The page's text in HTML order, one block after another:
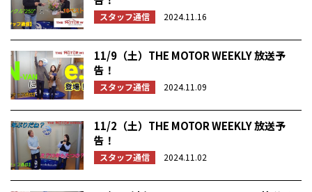
スタッフ通信 2024.11.16
11/9（土）THE MOTOR WEEKLY 放送予
告！
スタッフ通信 2024.11.09
11/2（土）THE MOTOR WEEKLY 放送予
告！
スタッフ通信 2024.11.02